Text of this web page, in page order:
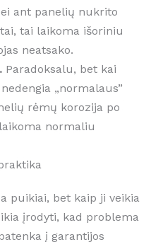
ant panelių nukrito
tai laikoma išoriniu
neatsako.
Paradoksalu, bet kai
„normalaus”
rėmų korozija po
normaliu
puikiai, bet kaip ji veikia
įrodyti, kad problema
į garantijos